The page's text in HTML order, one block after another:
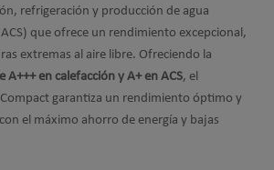
refrigeración y producción de agua
que ofrece un rendimiento excepcional,
extremas al aire libre. Ofreciendo la
A+++ en calefacción y A+ en ACS, el
garantiza un rendimiento óptimo y
el máximo ahorro de energía y bajas